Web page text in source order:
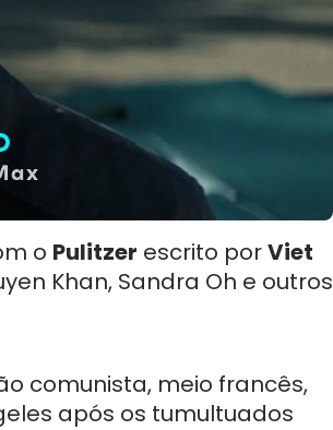
o Pulitzer escrito porViet
Khan, Sandra Oh e outros
comunista, meio francês,
após os tumultuados